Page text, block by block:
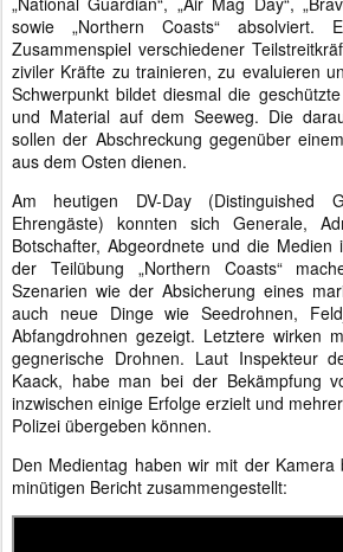
sowie „Northern Coasts“
Zusammenspiel verschiedener
ziviler Kräfte zu trainieren, zu evaluieren
Schwerpunkt bildet diesmal die
und Material auf dem Seeweg. Die
sollen der Abschreckung gegenüber
aus dem Osten dienen.
Am heutigen DV-Day (Distinguished
Ehrengäste) konnten sich Generale,
Botschafter, Abgeordnete und die
der Teilübung „Northern Coasts“
Szenarien wie der Absicherung eines
auch neue Dinge wie Seedrohnen,
Abfangdrohnen gezeigt. Letztere wirken
gegnerische Drohnen. Laut Inspekteur
Kaack, habe man bei der Bekämpfung
inzwischen einige Erfolge erzielt und
Polizei übergeben können.
Den Medientag haben wir mit der
minütigen Bericht zusammengestellt: